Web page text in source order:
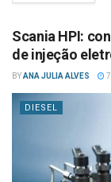
Scania HPI:
de injeção
BYANA JULIA ALVES
DIESEL